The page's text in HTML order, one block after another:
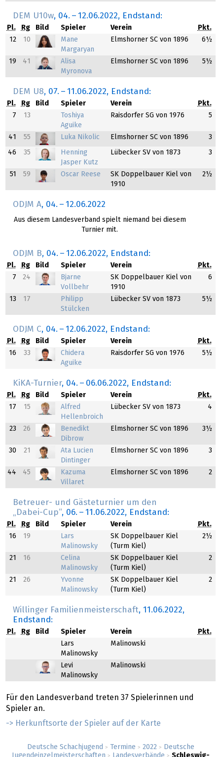
Deutsche Schachjugend > Termine > 2022 >
Deutsche
Jugendeinzelmeisterschaften > Landesverbände > Schleswig-
DEM U10w, 04. – 12.06.2022, Endstand:
Pl. Rg Bild Spieler Verein
Pkt.
12
10
Mane
Margaryan
Elmshorner SC von 1896 6½
19 41
Alisa
Myronova
Elmshorner SC von 1896 5½
DEM U8, 07. – 11.06.2022, Endstand:
Pl. Rg Bild Spieler Verein
Pkt.
7
13
Toshiya
Aguike
Raisdorfer SG von 1976 5
41 55 Luka Nikolic Elmshorner SC von 1896 3
46 35
Henning
Jasper Kutz
Lübecker SV von 1873 3
51 59 Oscar Reese
SK Doppelbauer Kiel von
1910
2½
ODJM A, 04. – 12.06.2022
Aus diesem Landesverband spielt niemand bei diesem
Turnier mit.
ODJM B, 04. – 12.06.2022, Endstand:
Pl. Rg Bild Spieler Verein
Pkt.
7
24
Bjarne
Vollbehr
SK Doppelbauer Kiel von
1910
6
13 17
Philipp
Stülcken
Lübecker SV von 1873 5½
ODJM C, 04. – 12.06.2022, Endstand:
Pl. Rg Bild Spieler Verein
Pkt.
16
33
Chidera
Aguike
Raisdorfer SG von 1976 5½
KiKA-Turnier, 04. – 06.06.2022, Endstand:
Pl. Rg Bild Spieler Verein
Pkt.
17
15
Alfred
Hellenbroich
Lübecker SV von 1873 4
23 26
Benedikt
Dibrow
Elmshorner SC von 1896 3½
30 21
Ata Lucien
Dintinger
Elmshorner SC von 1896 3
44 45
Kazuma
Villaret
Elmshorner SC von 1896 2
Betreuer- und Gästeturnier um den
„Dabei-Cup“, 06. – 11.06.2022, Endstand:
Pl. Rg Bild Spieler Verein
Pkt.
16
19
Lars
Malinowsky
SK Doppelbauer Kiel
(Turm Kiel)
2½
21 16
Celina
Malinowsky
SK Doppelbauer Kiel
(Turm Kiel)
2
21 26
Yvonne
Malinowsky
SK Doppelbauer Kiel
(Turm Kiel)
2
Willinger Familienmeisterschaft, 11.06.2022,
Endstand:
Pl. Rg Bild Spieler Verein
Pkt.
Lars
Malinowsky
Malinowski
Levi
Malinowsky
Malinowski
Für den Landesverband treten 37 Spielerinnen und
Spieler an.
-> Herkunftsorte der Spieler auf der Karte